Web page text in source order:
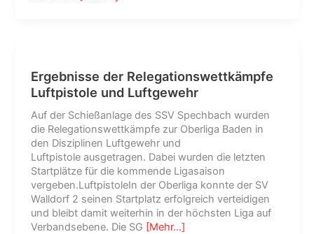
Ergebnisse der Relegationswettkämpfe
Luftpistole und Luftgewehr
Auf der Schießanlage des SSV Spechbach wurden
die Relegationswettkämpfe zur Oberliga Baden in
den Disziplinen Luftgewehr und
Luftpistole ausgetragen. Dabei wurden die letzten
Startplätze für die kommende Ligasaison
vergeben.LuftpistoleIn der Oberliga konnte der SV
Walldorf 2 seinen Startplatz erfolgreich verteidigen
und bleibt damit weiterhin in der höchsten Liga auf
Verbandsebene. Die SG [Mehr…]